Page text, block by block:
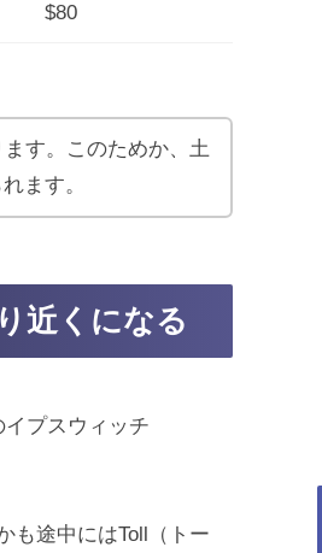
$80
す。このためか、土
ます。
近くになる
プスウィッチ
も途中にはToll（トー